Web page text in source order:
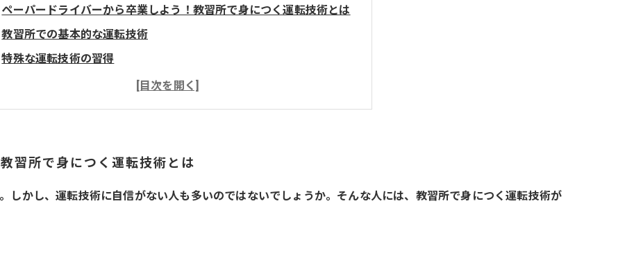
ペーパードライバーから卒業しよう！教習所で身につく運転技術とは
教習所での基本的な運転技術
特殊な運転技術の習得
結論
習所で身につく運転技術とは
しかし、運転技術に自信がない人も多いのではないでしょうか。そんな人には、教習所で身につく運転技術が